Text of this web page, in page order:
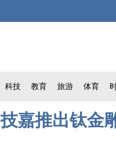
科技 教育 旅游 体育
技嘉推出钛金